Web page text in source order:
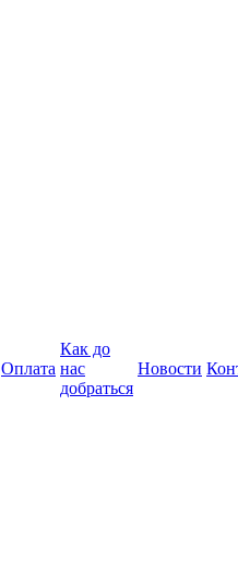
Оплата
Как до
нас
добраться
Новости